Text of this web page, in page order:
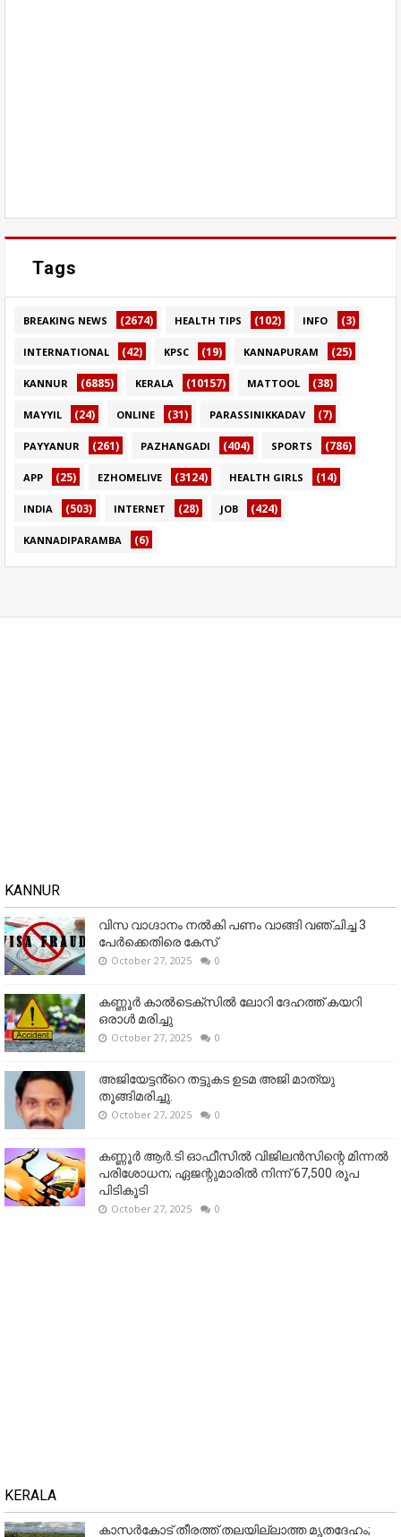
Tags
BREAKING NEWS (2674) HEALTH TIPS (102) INFO (3)
INTERNATIONAL (42) KPSC (19) KANNAPURAM (25)
KANNUR (6885) KERALA (10157) MATTOOL (38)
MAYYIL (24) ONLINE (31) PARASSINIKKADAV (7)
PAYYANUR (261) PAZHANGADI (404) SPORTS (786)
APP (25) EZHOMELIVE (3124) HEALTH GIRLS (14)
INDIA (503) INTERNET (28) JOB (424)
KANNADIPARAMBA (6)
KANNUR
വിസ വാഗ്ദാനം നൽകി പണം വാങ്ങി വഞ്ചിച്ച 3
പേർക്കെതിരെ കേസ്
October 27, 2025 0
കണ്ണൂര്‍ കാല്‍ടെക്‌സില്‍ ലോറി ദേഹത്ത് കയറി
ഒരാള്‍ മരിച്ചു
October 27, 2025 0
അജിയേട്ടൻ്റെ തട്ടുകട ഉടമ അജി മാത്യു
തൂങ്ങിമരിച്ചു.
October 27, 2025 0
കണ്ണൂര്‍ ആര്‍.ടി ഓഫീസില്‍ വിജിലൻസിന്റെ മിന്നല്‍
പരിശോധന; ഏജന്റുമാരില്‍ നിന്ന് 67,500 രൂപ
പിടികൂടി
October 27, 2025 0
KERALA
കാസർകോട് തീരത്ത് തലയില്ലാത്ത മൃതദേഹം;